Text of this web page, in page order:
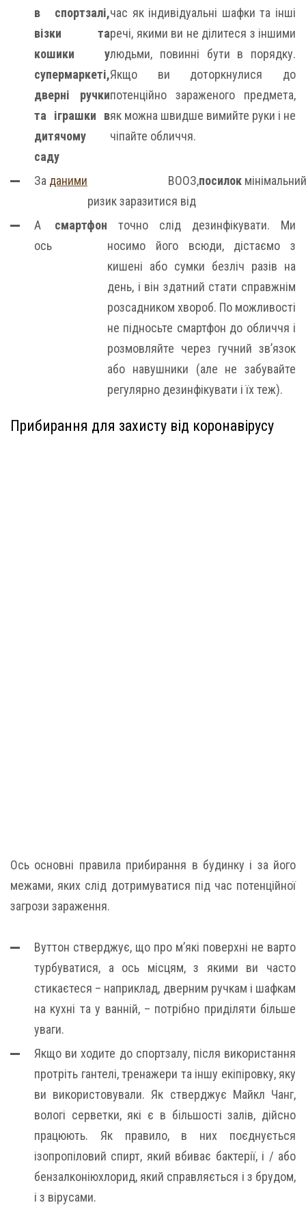
в спортзалі,
візки та
кошики у
супермаркеті,
дверні ручки
та іграшки в
дитячому
саду
час як індивідуальні шафки та інші
речі, якими ви не ділитеся з іншими
людьми, повинні бути в порядку.
Якщо ви доторкнулися до
потенційно зараженого предмета,
як можна швидше вимийте руки і не
чіпайте обличчя.
За даними ВООЗ,
ризик заразитися від
посилок
А
ось
смартфон точно слід дезинфікувати. Ми
носимо його всюди, дістаємо з
кишені або сумки безліч разів на
день, і він здатний стати справжнім
розсадником хвороб. По можливості
не підносьте смартфон до обличчя і
розмовляйте через гучний зв’язок
або навушники (але не забувайте
регулярно дезинфікувати і їх теж).
Прибирання для захисту від коронавірусу
Ось основні правила прибирання в будинку і за його
межами, яких слід дотримуватися під час потенційної
загрози зараження.
Вуттон стверджує, що про м’які поверхні не варто
турбуватися, а ось місцям, з якими ви часто
стикаєтеся – наприклад, дверним ручкам і шафкам
на кухні та у ванній, – потрібно приділяти більше
уваги.
Якщо ви ходите до спортзалу, після використання
протріть гантелі, тренажери та іншу екіпіровку, яку
ви використовували. Як стверджує Майкл Чанг,
вологі серветки, які є в більшості залів, дійсно
працюють. Як правило, в них поєднується
ізопропіловий спирт, який вбиває бактерії, і / або
бензалконіюхлорид, який справляється і з брудом,
і з вірусами.